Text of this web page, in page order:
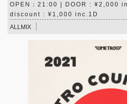
OPEN：21:00 | DOOR : ¥2,000
discount : ¥1,000 inc.1D
ALLMIX